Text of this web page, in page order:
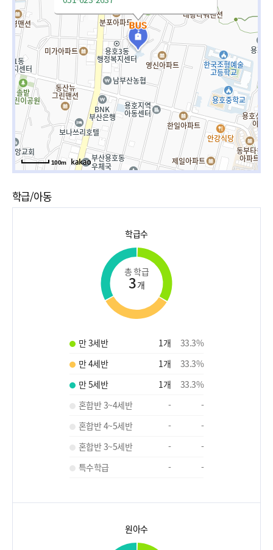
100m
학급/아동
학급수
총 학급
3개
만 3세반 1개 33.3%
만 4세반
1개 33.3%
만 5세반
1개 33.3%
혼합반 3~4세반
-
-
혼합반 4~5세반
-
-
혼합반 3~5세반
-
-
특수학급
- -
원아수